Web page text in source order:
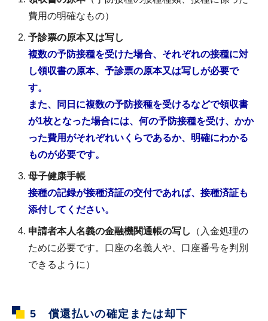
費用の明確なもの）
予診票の原本又は写し
複数の予防接種を受けた場合、それぞれの接種に対
し領収書の原本、予診票の原本又は写しが必要で
す。
また、同日に複数の予防接種を受けるなどで領収書
が1枚となった場合には、何の予防接種を受け、かか
った費用がそれぞれいくらであるか、明確にわかる
ものが必要です。
母子健康手帳
接種の記録が接種済証の交付であれば、接種済証も
添付してください。
申請者本人名義の金融機関通帳の写し
（入金処理の
ために必要です。口座の名義人や、口座番号を判別
できるように）
5 償還払いの確定または却下